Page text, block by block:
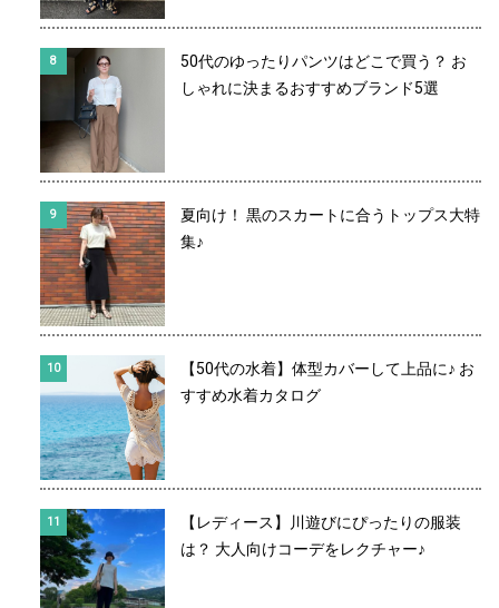
50代のゆったりパンツはどこで買う？ お
しゃれに決まるおすすめブランド5選
夏向け！ 黒のスカートに合うトップス大特
集♪
【50代の水着】体型カバーして上品に♪ お
すすめ水着カタログ
【レディース】川遊びにぴったりの服装
は？ 大人向けコーデをレクチャー♪